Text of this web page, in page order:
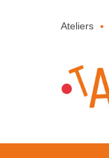
Ateliers